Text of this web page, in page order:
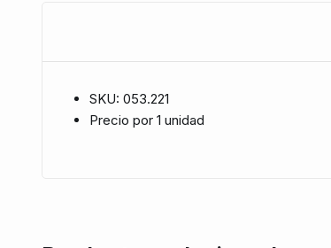
SKU: 053.221
Precio por 1 unidad